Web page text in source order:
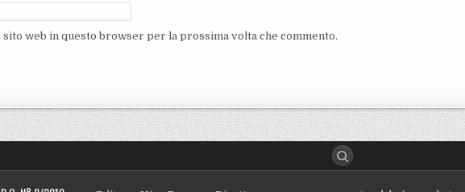
sito web in questo browser per la prossima volta che commento.